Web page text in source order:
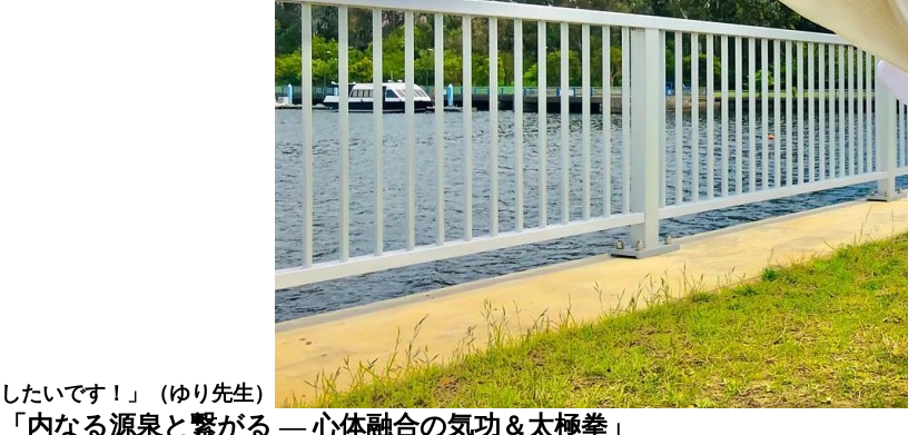
したいです！」（ゆり先生）
「内なる源泉と繋がる — 心体融合の気功＆太極拳」